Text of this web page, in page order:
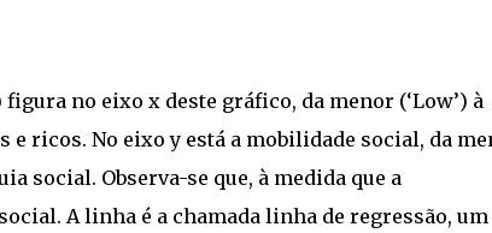
no eixo x deste gráfico, da menor (‘Low’) à
e ricos. No eixo y está a mobilidade social, da
social. Observa-se que, à medida que a
A linha é a chamada linha de regressão, um